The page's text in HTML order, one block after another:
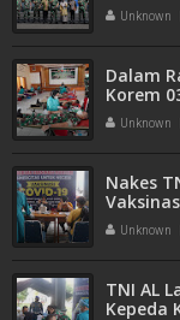
Unknown
Dalam
Korem
Unknown
Nakes
Unknown
TNI AL
Kepeda